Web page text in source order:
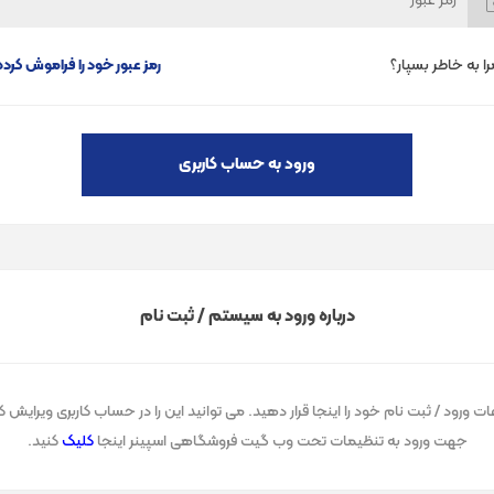
به خاطر بسپار؟ رمز عبور خود را فراموش
ورود به حساب کاربری
درباره ورود به سیستم / ثبت نام
ورود / ثبت نام خود را اینجا قرار دهید. می توانید این را در حساب کاربری ویرایش
جهت ورود به تنظیمات تحت وب گیت فروشگاهی اسپینر اینجاکلیککنید.